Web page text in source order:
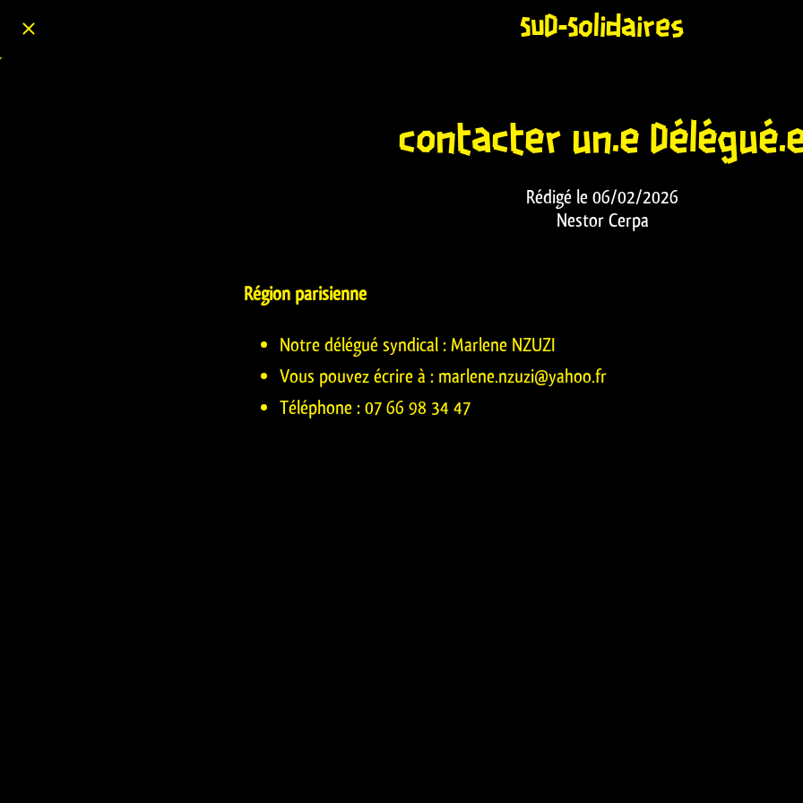
SUD-Solidaires
contacter un.e
Rédigé le 06/02/2026
Nestor Cerpa
Région parisienne
Notre délégué syndical : Marlene NZUZI
Vous pouvez écrire à : marlene.nzuzi@yahoo.fr
Téléphone : 07 66 98 34 47